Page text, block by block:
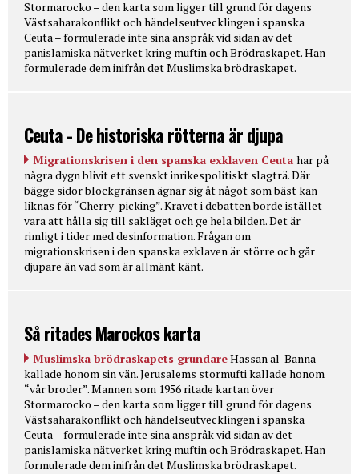
Stormarocko – den karta som ligger till grund för dagens
Västsaharakonflikt och händelseutvecklingen i spanska
Ceuta – formulerade inte sina anspråk vid sidan av det
panislamiska nätverket kring muftin och Brödraskapet. Han
formulerade dem inifrån det Muslimska brödraskapet.
Ceuta - De historiska rötterna är djupa
Migrationskrisen i den spanska exklaven Ceuta har på
några dygn blivit ett svenskt inrikespolitiskt slagträ. Där
bägge sidor blockgränsen ägnar sig åt något som bäst kan
liknas för “Cherry-picking”. Kravet i debatten borde istället
vara att hålla sig till sakläget och ge hela bilden. Det är
rimligt i tider med desinformation. Frågan om
migrationskrisen i den spanska exklaven är större och går
djupare än vad som är allmänt känt.
Så ritades Marockos karta
Muslimska brödraskapets grundareHassan al-Banna
kallade honom sin vän. Jerusalems stormufti kallade honom
“vår broder”. Mannen som 1956 ritade kartan över
Stormarocko – den karta som ligger till grund för dagens
Västsaharakonflikt och händelseutvecklingen i spanska
Ceuta – formulerade inte sina anspråk vid sidan av det
panislamiska nätverket kring muftin och Brödraskapet. Han
formulerade dem inifrån det Muslimska brödraskapet.